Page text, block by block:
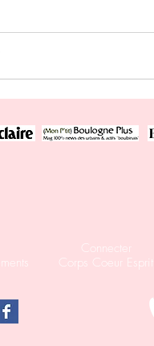
Connecter
Corps Coeur Esprit